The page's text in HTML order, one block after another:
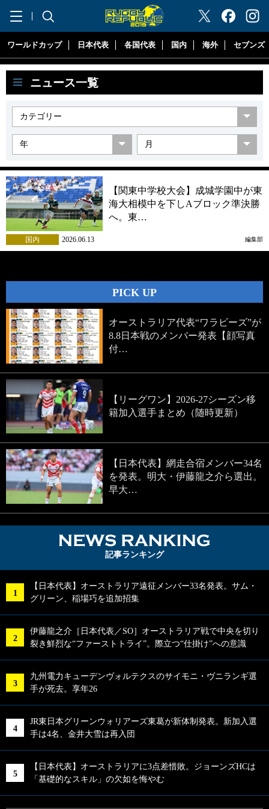
"ラグビーリパブリック"
ワールドカップ 日本代表 各国代表 国内 海外 セブンズ
ニュース一覧
【関東中学校大会】成城学園中が東
海大相模中を下しAブロック準決勝
へ。東…
国内 2026.06.13 編集部
PICK UP
オーストラリア代表“ワラビーズ”が
8.8日本戦のメンバー発表【顔写真
付…
【リーグワン】2026-27シーズン移
籍加入選手まとめ（随時更新）
【日本代表】網走合宿メンバー34名
を発表。明大・伊藤龍之介ら選出。
早大…
記事ランキング
【日本代表】オーストラリア遠征メンバー33名発表。サム・
グリーン、稲場巧を追加招集
伊藤龍之介［日本代表／SO］オーストラリア戦で中央を切り
裂き鮮烈な“ファーストトライ”。際立つ“仕掛け”への意識
九州電力キューデンヴォルテクスのサイモニ・ヴニランギ選
手が死去。享年26
JR東日本グリーンウォリアーズ東葛が新体制発表。新加入選
手は4名、金井大雪は再入団
【日本代表】オーストラリアに3点差惜敗。ジョーンズHCは
「基礎的なスキル」の欠如を悔やむ